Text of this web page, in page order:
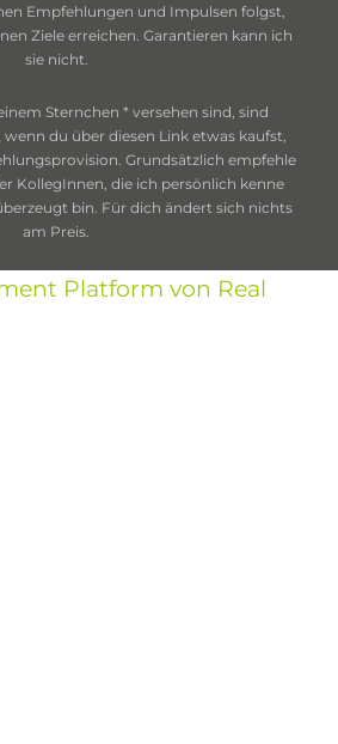
Empfehlungen und Impulsen folgst,
Ziele erreichen. Garantieren kann ich
sie nicht.
Sternchen * versehen sind, sind
du über diesen Link etwas kaufst,
Grundsätzlich empfehle
KollegInnen, die ich persönlich kenne
bin. Für dich ändert sich nichts
am Preis.
Platform von Real